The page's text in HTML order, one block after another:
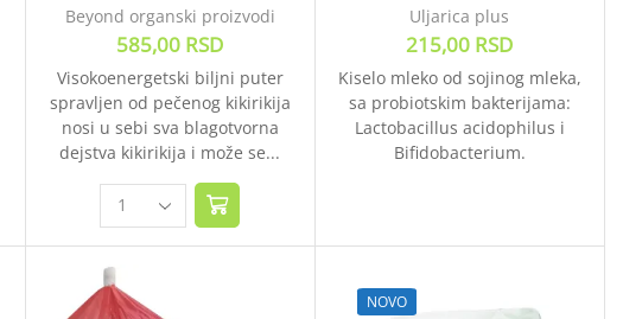
Beyond organski proizvodi
585,00 RSD
Visokoenergetski biljni puter
spravljen od pečenog kikirikija
nosi u sebi sva blagotvorna
dejstva kikirikija i može se...
Uljarica plus
215,00 RSD
Kiselo mleko od sojinog mleka,
sa probiotskim bakterijama:
Lactobacillus acidophilus i
Bifidobacterium.
NOVO